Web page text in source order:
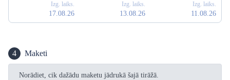
Izg. laiks.
17.08.26
Izg. laiks.
13.08.26
Izg. laiks.
11.08.26
4 Maketi
Norādiet, cik dažādu maketu jādrukā šajā tirāžā.